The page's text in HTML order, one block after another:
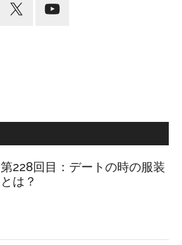
第228回目：デートの時の服装
とは？